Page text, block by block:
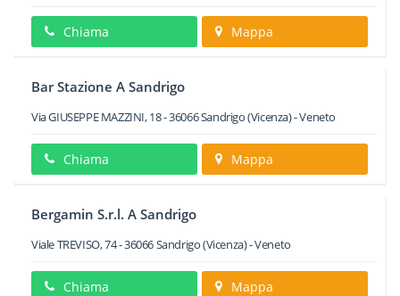
Chiama Mappa
Bar Stazione A Sandrigo
Via GIUSEPPE MAZZINI, 18-36066Sandrigo(Vicenza) -Veneto
Chiama Mappa
Bergamin S.r.l. A Sandrigo
Viale TREVISO, 74-36066Sandrigo(Vicenza) -Veneto
Chiama Mappa